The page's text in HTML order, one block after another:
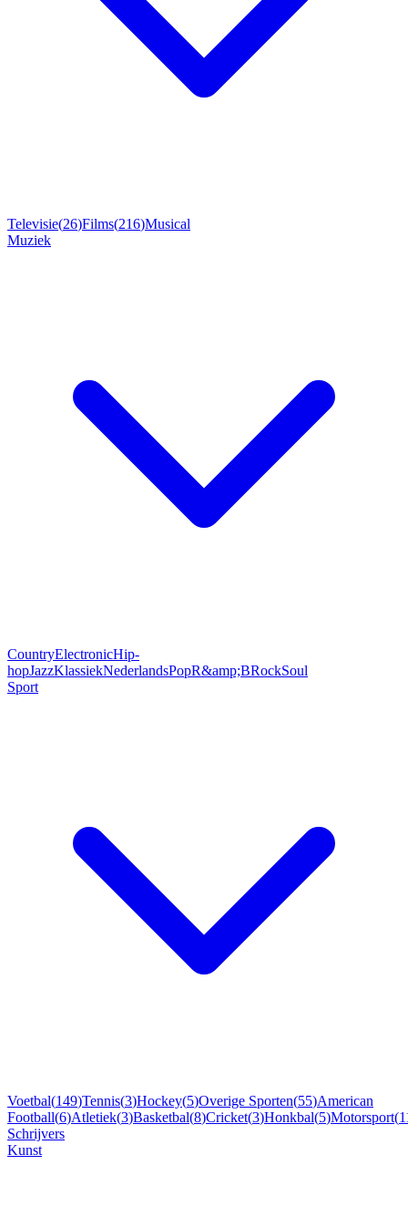
Televisie(26)Films(216)Musical
Muziek
CountryElectronicHip-
hopJazzKlassiekNederlandsPopR&amp;BRockSoul
Sport
Voetbal(149)Tennis(3)Hockey(5)Overige Sporten(55)American
Football(6)Atletiek(3)Basketbal(8)Cricket(3)Honkbal(5)Motorsport(
Schrijvers
Kunst